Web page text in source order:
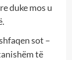
duke mos u
sot –
të